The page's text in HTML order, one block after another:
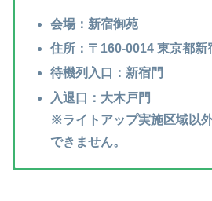
会場：新宿御苑
住所：〒160-0014 東京都新
待機列入口：新宿門
入退口：大木戸門
※ライトアップ実施区域以
できません。